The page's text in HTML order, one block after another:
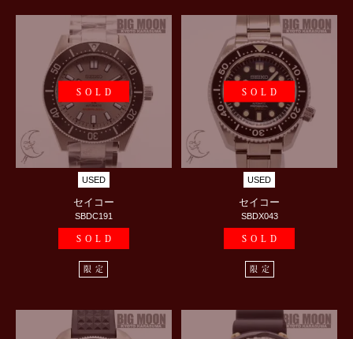
SOLD
USED
セイコー
SBDC191
SOLD
限定
SOLD
USED
セイコー
SBDX043
SOLD
限定